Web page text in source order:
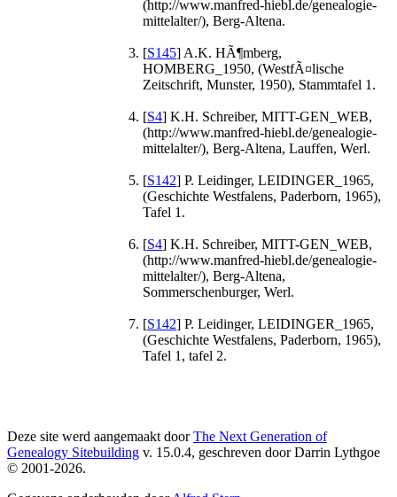
(http://www.manfred-hiebl.de/genealogie-
mittelalter/), Berg-Altena.
[S145] A.K. HÃ¶mberg,
HOMBERG_1950, (WestfÃ¤lische
Zeitschrift, Munster, 1950), Stammtafel 1.
[S4] K.H. Schreiber, MITT-GEN_WEB,
(http://www.manfred-hiebl.de/genealogie-
mittelalter/), Berg-Altena, Lauffen, Werl.
[S142] P. Leidinger, LEIDINGER_1965,
(Geschichte Westfalens, Paderborn, 1965),
Tafel 1.
[S4] K.H. Schreiber, MITT-GEN_WEB,
(http://www.manfred-hiebl.de/genealogie-
mittelalter/), Berg-Altena,
Sommerschenburger, Werl.
[S142] P. Leidinger, LEIDINGER_1965,
(Geschichte Westfalens, Paderborn, 1965),
Tafel 1, tafel 2.
Deze site werd aangemaakt doorThe Next Generation of
Genealogy Sitebuilding v. 15.0.4, geschreven door Darrin Lythgoe
© 2001-2026.